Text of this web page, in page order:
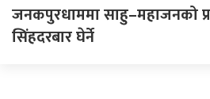
जनकपुरधाममा साहु–महाजनको
सिंहदरबार घेर्ने